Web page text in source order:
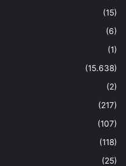
(15)
(6)
(1)
(15.638)
(2)
(217)
(107)
(118)
(25)